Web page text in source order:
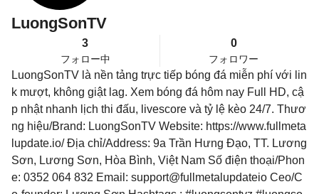
LuongSonTV
3
フォロー中
0
フォロワー
LuongSonTV là nền tảng trực tiếp bóng đá miễn phí với lin
k mượt, không giật lag. Xem bóng đá hôm nay Full HD, cậ
p nhật nhanh lịch thi đấu, livescore và tỷ lệ kèo 24/7. Thươ
ng hiệu/Brand: LuongSonTV Website: https://www.fullmeta
lupdate.io/ Địa chỉ/Address: 9a Trần Hưng Đạo, TT. Lương
Sơn, Lương Sơn, Hòa Bình, Việt Nam Số điện thoại/Phon
e: 0352 064 832 Email: support@fullmetalupdateio Ceo/C